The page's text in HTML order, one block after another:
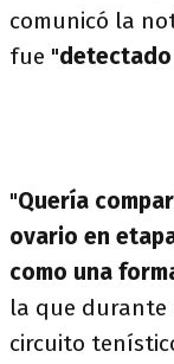
comunicó la
fue "
"Quería
ovario en
como una
la que durante
circuito